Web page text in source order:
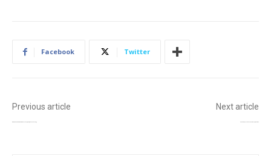
Facebook Twitter
Previous article Next article